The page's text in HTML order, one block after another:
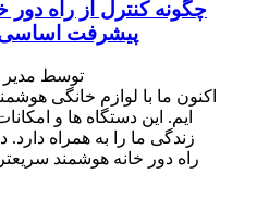
چگونه کنترل از راه دور
پیشرفت
توسط مدیر در
اکنون ما با لوازم خانگی
ایم. این دستگاه ها و
زندگی ما را به همراه دارد.
راه دور خانه هوشمند